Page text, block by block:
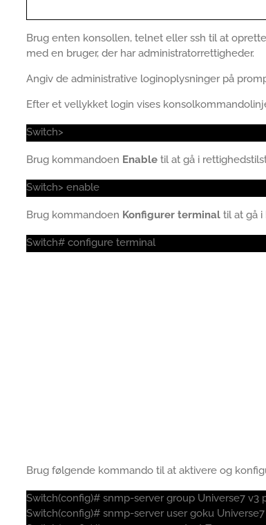
Brug enten konsollen, telnet eller ssh til at
med en bruger, der har administratorrettigheder.
Angiv de administrative loginoplysninger på
Efter et vellykket login vises
Switch>
Brug kommandoen Enable til at gå i
Switch> enable
Brug kommandoen Konfigurer terminal til at gå i
Switch# configure terminal
Brug følgende kommando til at aktivere og
Switch(config)# snmp-server group Universe7 v3
Switch(config)# snmp-server user goku